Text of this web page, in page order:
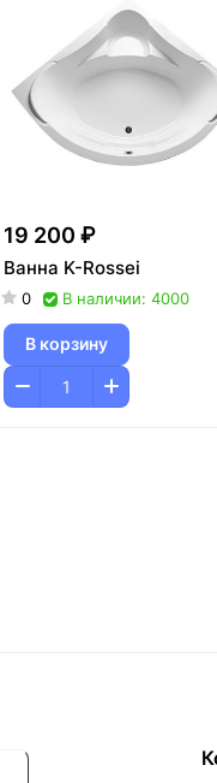
19 200 ₽
Ванна K-Rossei
0 В наличии: 4000
В корзину